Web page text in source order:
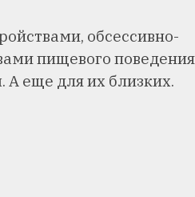
обсессивно-
пищевого поведения
еще для их близких.